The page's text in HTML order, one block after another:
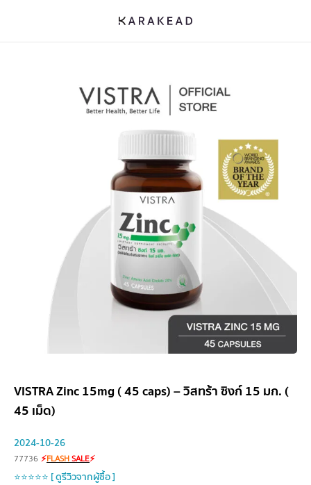
VISTRA Zinc 15mg ( 45 caps) – วิสทร้า ซิงก์ 15 มก. (
45 เม็ด)
2024-10-26
77736 ⚡FLASHSALE⚡
⭐⭐⭐⭐⭐ [ ดูรีวิวจากผู้ซื้อ ]